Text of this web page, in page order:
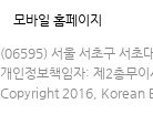
모바일 홈페이지
(06595) 서울 서초구 서초
개인정보책임자: 제2총
Copyright 2016, Korean